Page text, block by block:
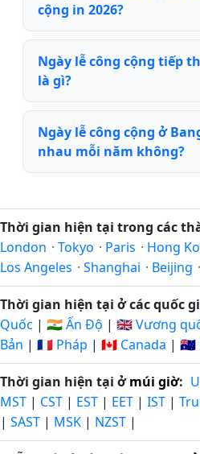
cộng in 2026?
Ngày lễ công cộng tiếp
là gì?
Ngày lễ công cộng ở
nhau mỗi năm không?
Thời gian hiện tại trong các
London · Tokyo · Paris · Hong
Los Angeles · Shanghai · Beijing ·
Thời gian hiện tại ở các quốc
Quốc | 🇮🇳 Ấn Độ | 🇬🇧 Vương
Bản | 🇫🇷 Pháp | 🇨🇦 Canada | 🇦🇺
Thời gian hiện tại ởmúi giờ:
MST | CST | EST | EET | IST |
| SAST | MSK | NZST |